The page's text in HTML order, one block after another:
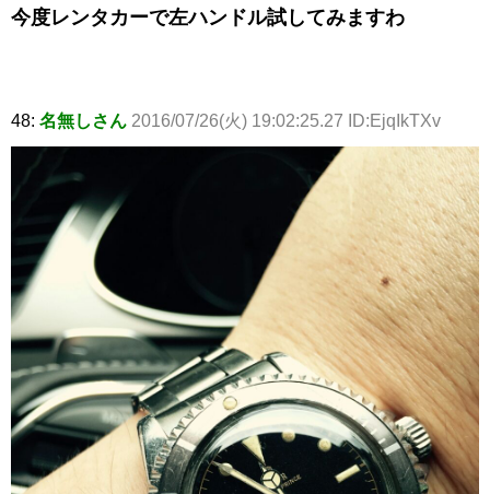
今度レンタカーで左ハンドル試してみますわ
48: 名無しさん 2016/07/26(火) 19:02:25.27 ID:EjqIkTXv